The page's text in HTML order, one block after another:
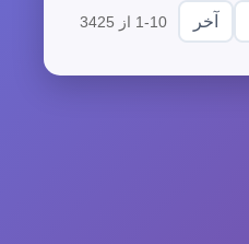
آخر 1-10 از 3425